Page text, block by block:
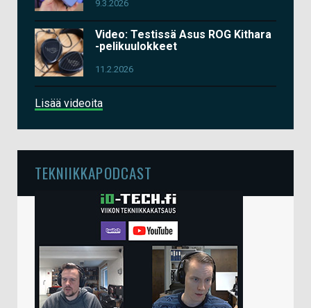
9.3.2026
Video: Testissä Asus ROG Kithara
-pelikuulokkeet
11.2.2026
Lisää videoita
TEKNIIKKAPODCAST